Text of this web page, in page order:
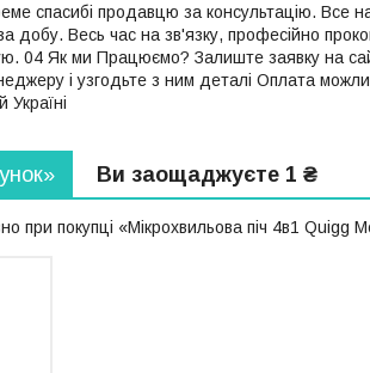
спасибі продавцю за консультацію.
Весь час на зв'язку, професійно
04 Як ми Працюємо? Залиште заявку на
і узгодьте з ним деталі Оплата
Україні
Ви заощаджуєте 1 ₴
при покупці «Мікрохвильова піч 4в1 Quigg